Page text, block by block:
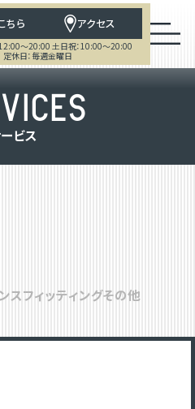
ちら アクセス
～20:00 土日祝：10:00～20:00
定休日：毎週金曜日
V CES
ービス
スフィッティングその他